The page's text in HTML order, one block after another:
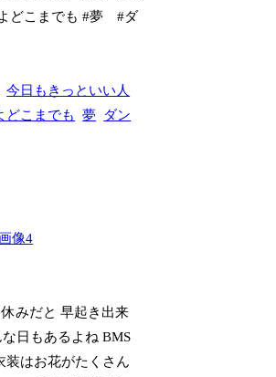
どこまでも #夢 #ダ
今日もきっといい人
どこまでも 夢
ダン
みだと 早起き出来
日もあるよね BMS
装はお花がたくさん